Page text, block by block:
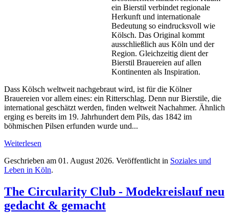
ein Bierstil verbindet regionale
Herkunft und internationale
Bedeutung so eindrucksvoll wie
Kölsch. Das Original kommt
ausschließlich aus Köln und der
Region. Gleichzeitig dient der
Bierstil Brauereien auf allen
Kontinenten als Inspiration.
Dass Kölsch weltweit nachgebraut wird, ist für die Kölner
Brauereien vor allem eines: ein Ritterschlag. Denn nur Bierstile, die
international geschätzt werden, finden weltweit Nachahmer. Ähnlich
erging es bereits im 19. Jahrhundert dem Pils, das 1842 im
böhmischen Pilsen erfunden wurde und...
Weiterlesen
Geschrieben am 01. August 2026. Veröffentlicht in Soziales und
Leben in Köln.
The Circularity Club - Modekreislauf neu
gedacht & gemacht